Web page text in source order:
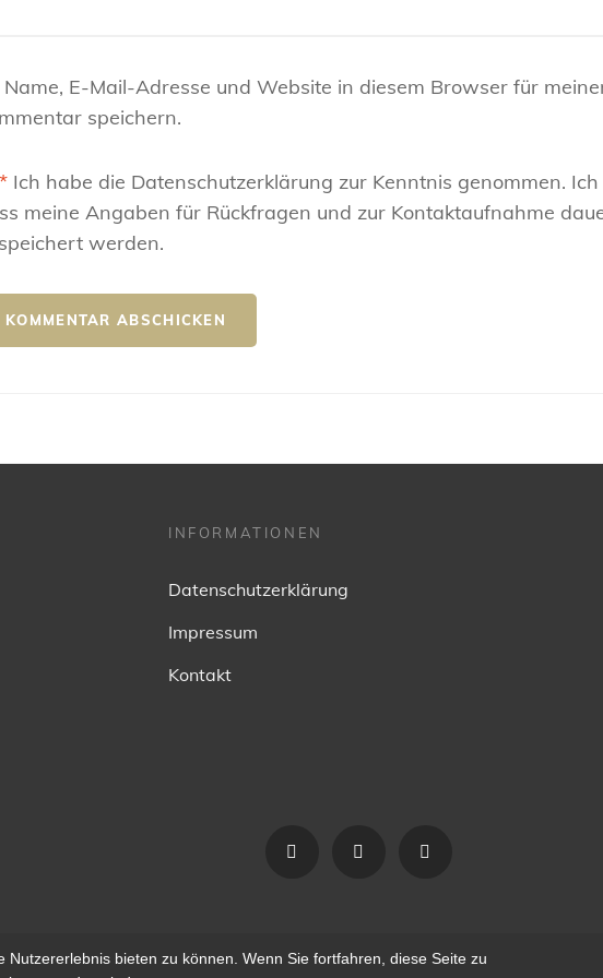
Name, E-Mail-Adresse und Website in diesem Browser für
speichern.
* Ich habe die Datenschutzerklärung zur Kenntnis genommen. Ich
meine Angaben für Rückfragen und zur Kontaktaufnahme
werden.
INFORMATIONEN
Datenschutzerklärung
Impressum
Kontakt
facebook Soundcloud
© 2026
bieten zu können. Wenn Sie fortfahren, diese Seite zu